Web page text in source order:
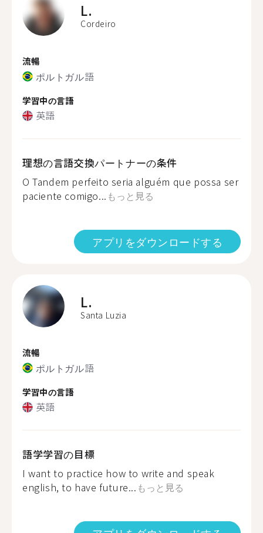
L.
Cordeiro
流暢
ポルトガル語
学習中の言語
英語
理想の言語交換パートナーの条件
O Tandem perfeito seria alguém que possa ser
paciente comigo... もっと見る
アプリをダウンロードする
L.
Santa Luzia
流暢
ポルトガル語
学習中の言語
英語
語学学習の目標
I want to practice how to write and speak
english, to have future... もっと見る